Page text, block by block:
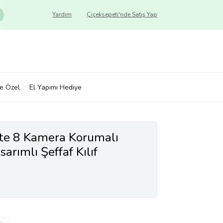
Çiçeksepeti'nde Satış Yap
Yardım
Özel El Yapımı Hediye
8 Kamera Korumalı
Şeffaf Kılıf